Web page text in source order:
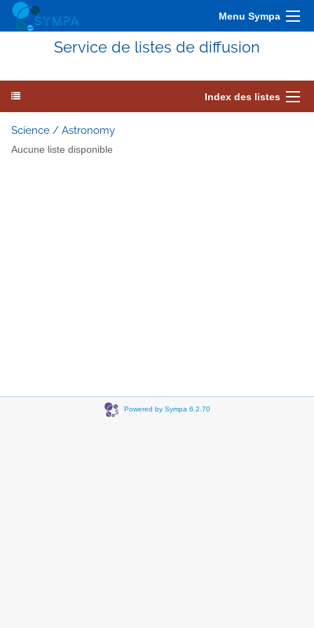
Menu Sympa
Service de listes de diffusion
Index des listes
Science / Astronomy
Aucune liste disponible
Powered by Sympa 6.2.70